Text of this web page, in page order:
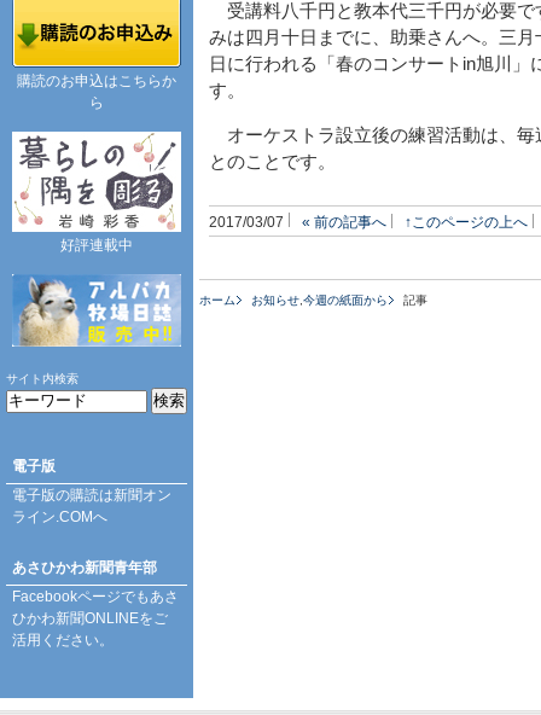
受講料八千円と教本代三千円が必要で
みは四月十日までに、助乗さんへ。三
日に行われる「春のコンサートin旭川
す。
オーケストラ設立後の練習活動は、毎
とのことです。
2017/03/07 « 前の記事へ ↑このページの上へ
ホーム お知らせ 今週の紙面から 記事
購読のお申込はこちらか
ら
好評連載中
サイト内検索
電子版
電子版の購読は新聞オン
ライン.COMへ
あさひかわ新聞青年部
Facebookページでもあさ
ひかわ新聞ONLINEをご
活用ください。